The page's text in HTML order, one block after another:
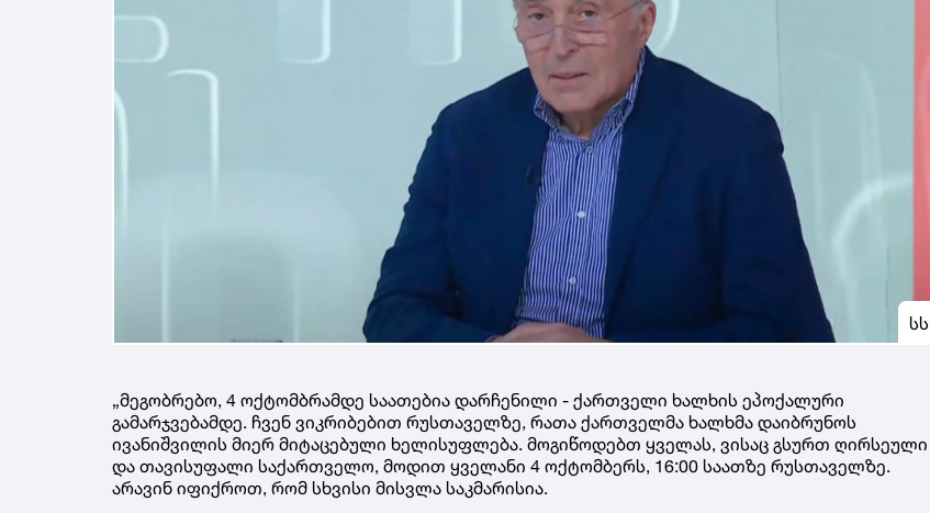
სს
„მეგობრებო, 4 ოქტომბრამდე საათებია დარჩენილი - ქართველი ხალხის ეპოქალური
გამარჯვებამდე. ჩვენ ვიკრიბებით რუსთაველზე, რათა ქართველმა ხალხმა დაიბრუნოს
ივანიშვილის მიერ მიტაცებული ხელისუფლება. მოგიწოდებთ ყველას, ვისაც გსურთ ღირსეული
და თავისუფალი საქართველო, მოდით ყველანი 4 ოქტომბერს, 16:00 საათზე რუსთაველზე.
არავინ იფიქროთ, რომ სხვისი მისვლა საკმარისია.